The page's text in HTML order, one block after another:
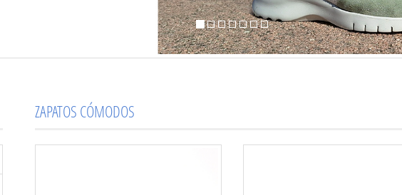
ZAPATOS CÓMODOS